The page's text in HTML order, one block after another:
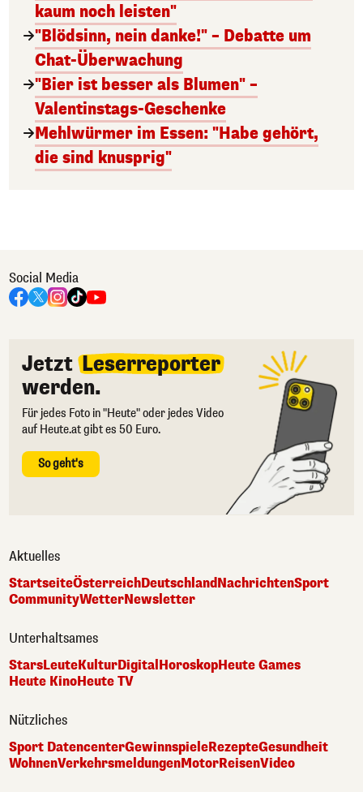
kaum noch leisten"
"Blödsinn, nein danke!" – Debatte um
Chat-Überwachung
"Bier ist besser als Blumen" –
Valentinstags-Geschenke
Mehlwürmer im Essen: "Habe gehört,
die sind knusprig"
Social Media
Jetzt Leserreporter
werden.
Für jedes Foto in "Heute" oder jedes Video
auf Heute.at gibt es 50 Euro.
So geht's
Aktuelles
StartseiteÖsterreichDeutschlandNachrichtenSport
CommunityWetterNewsletter
Unterhaltsames
StarsLeuteKulturDigital HoroskopHeute Games
Heute KinoHeute TV
Nützliches
Sport DatencenterGewinnspieleRezepteGesundheit
WohnenVerkehrsmeldungenMotorReisenVideo